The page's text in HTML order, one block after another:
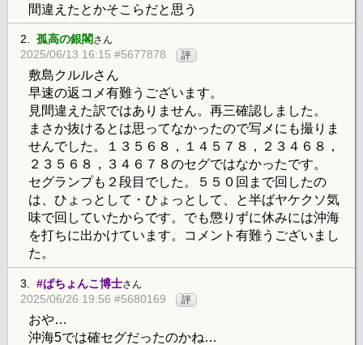
間違えたとかそこらだと思う
2. 孤高の銀閣さん
2025/06/13 16:15 #5677878 評
敷島クルルさん
早速の返コメ有難うございます。
見間違えた訳ではありません。再三確認しました。
まさか抜けるとは思ってなかったので写メにも撮りま
せんでした。１３５６８，１４５７８，２３４６８，
２３５６８，３４６７８のセグではなかったです。
セグランプも２段目でした。５５０回まで回したの
は、ひょっとして・ひょっとして、と半ばヤケクソ気
味で回していたからです。でも懲りずに休みには沖海
を打ちに出かけています。コメント有難うございまし
た。
3. #ぱちょんこ博士さん
2025/06/26 19:56 #5680169 評
おや…
沖海5では確セグだったのかね…